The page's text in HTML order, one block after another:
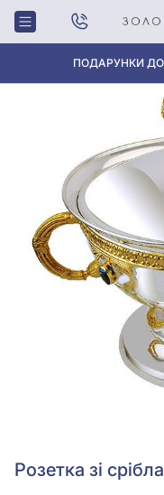
Головна Розетка зі
Розетка зі